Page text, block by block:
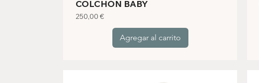
COLCHÓN BABY
Precio
250,00 €
Agregar al carrito